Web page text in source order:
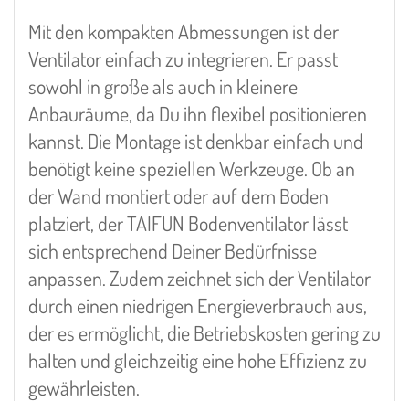
Mit den kompakten Abmessungen ist der
Ventilator einfach zu integrieren. Er passt
sowohl in große als auch in kleinere
Anbauräume, da Du ihn flexibel positionieren
kannst. Die Montage ist denkbar einfach und
benötigt keine speziellen Werkzeuge. Ob an
der Wand montiert oder auf dem Boden
platziert, der TAIFUN Bodenventilator lässt
sich entsprechend Deiner Bedürfnisse
anpassen. Zudem zeichnet sich der Ventilator
durch einen niedrigen Energieverbrauch aus,
der es ermöglicht, die Betriebskosten gering zu
halten und gleichzeitig eine hohe Effizienz zu
gewährleisten.